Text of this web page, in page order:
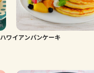
ハワイアンパンケーキ